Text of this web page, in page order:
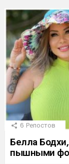
6 Репостов
Белла
пышными